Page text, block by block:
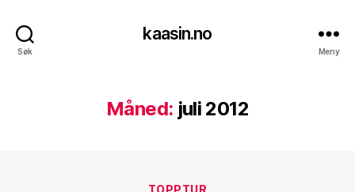
Søk
kaasin.no
Meny
Måned: juli 2012
Kategorier
TOPPTUR